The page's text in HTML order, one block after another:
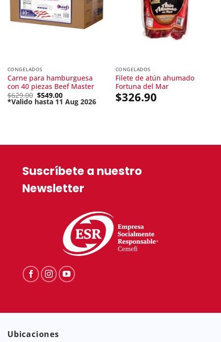
CONGELADOS
Carne para hamburguesa
con 40 piezas Beef Master
$629.00 Original
price
was:
$549.00
*Valido hasta 11 Aug 2026
Current
CONGELADOS
Filete de atún ahumado
Fortuna del Mar
$326.90
Suscríbete a nuestro
Newsletter
Ubicaciones